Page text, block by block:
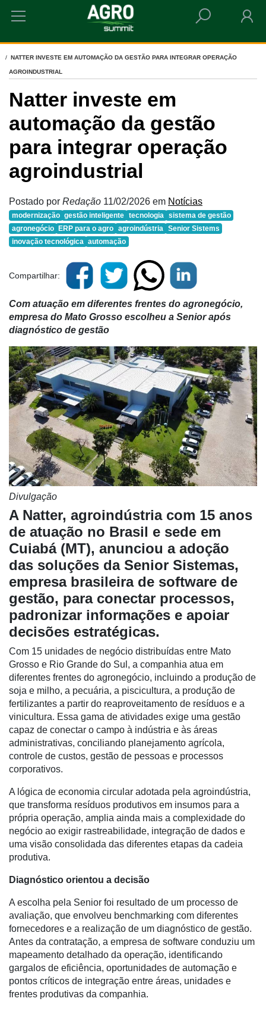
Cadastre-
se
Minha
conta
Notícias
Destaque
Mercado
Troca
Cadeira
Artigos
Agenda
Agricultura
de
Precisão
Automação
HOME
NATTER INVESTE EM AUTOMAÇÃO DA GESTÃO PARA INTEGRAR OPERAÇÃO
AGROINDUSTRIAL
Natter investe em
automação da gestão
para integrar operação
agroindustrial
Postado por Redação 11/02/2026 em Notícias
modernização gestão inteligente tecnologia sistema de gestão
agronegócio
ERP para o agro agroindústria Senior Sistems
inovação tecnológica automação
Compartilhar:
Com atuação em diferentes frentes do agronegócio,
empresa do Mato Grosso escolheu a Senior após
diagnóstico de gestão
Divulgação
A Natter, agroindústria com 15 anos
de atuação no Brasil e sede em
Cuiabá (MT), anunciou a adoção
das soluções da Senior Sistemas,
empresa brasileira de software de
gestão, para conectar processos,
padronizar informações e apoiar
decisões estratégicas.
Com 15 unidades de negócio distribuídas entre Mato
Grosso e Rio Grande do Sul, a companhia atua em
diferentes frentes do agronegócio, incluindo a produção de
soja e milho, a pecuária, a piscicultura, a produção de
fertilizantes a partir do reaproveitamento de resíduos e a
vinicultura. Essa gama de atividades exige uma gestão
capaz de conectar o campo à indústria e às áreas
administrativas, conciliando planejamento agrícola,
controle de custos, gestão de pessoas e processos
corporativos.
A lógica de economia circular adotada pela agroindústria,
que transforma resíduos produtivos em insumos para a
própria operação, amplia ainda mais a complexidade do
negócio ao exigir rastreabilidade, integração de dados e
uma visão consolidada das diferentes etapas da cadeia
produtiva.
Diagnóstico orientou a decisão
A escolha pela Senior foi resultado de um processo de
avaliação, que envolveu benchmarking com diferentes
fornecedores e a realização de um diagnóstico de gestão.
Antes da contratação, a empresa de software conduziu um
mapeamento detalhado da operação, identificando
gargalos de eficiência, oportunidades de automação e
pontos críticos de integração entre áreas, unidades e
frentes produtivas da companhia.